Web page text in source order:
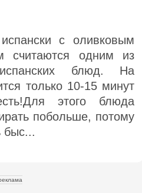
с оливковым
считаются одним из
блюд. На
только 10-15 минут
этого блюда
побольше, потому
быс...